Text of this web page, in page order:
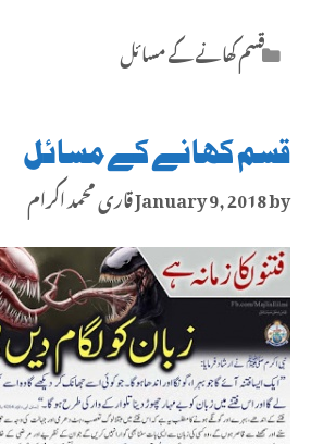
Categories
قسم کھانے کے مسائل
قسم کھانے کے مسائل
January 9, 2018by قاری محمد اکرام